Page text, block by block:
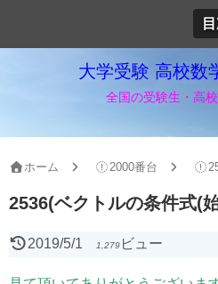
大学受験 高校数
全国の受験生・高
ホーム 2000番台
2536(ベクトルの条件式(
2019/5/1 1,279ビュー